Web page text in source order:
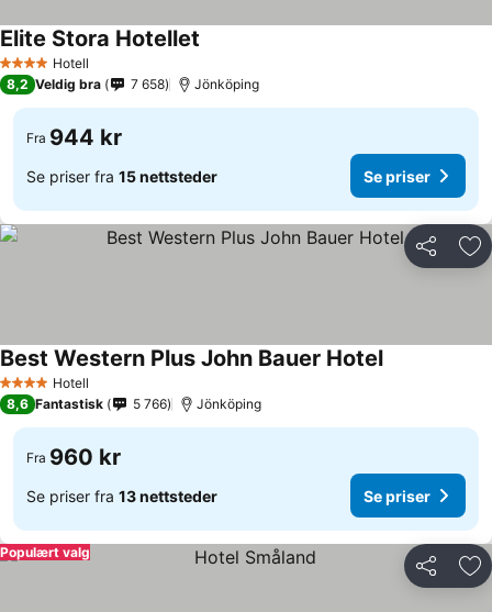
4 StjernerHotell
Elite Stora Hotellet
8,2 Veldig bra 7 658 Jönköping
Fra 944 kr
Se priser fra 15 nettsteder Se priser
Del
4 StjernerHotell
Best Western Plus John Bauer HotelSe priser
8,6 Fantastisk 5 766 Jönköping
Fra 960 kr
Se priser fra 13 nettsteder Se priser
Del
Populært valg